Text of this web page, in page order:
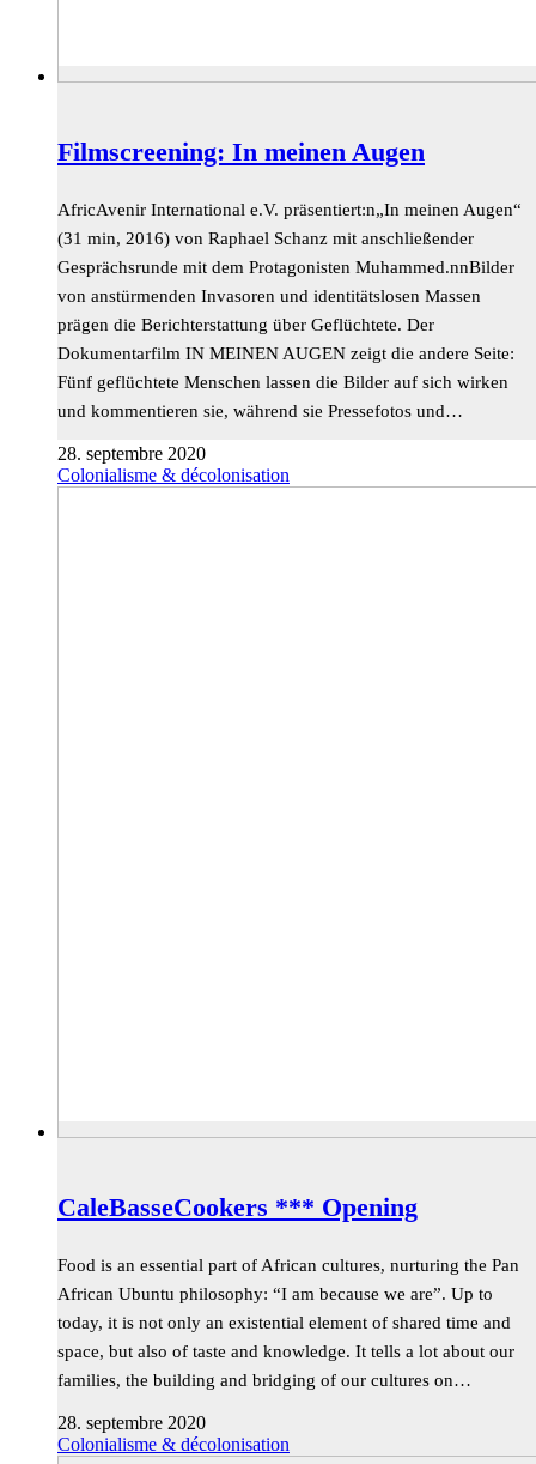
Filmscreening: In meinen Augen
AfricAvenir International e.V. präsentiert:n„In meinen Augen“
(31 min, 2016) von Raphael Schanz mit anschließender
Gesprächsrunde mit dem Protagonisten Muhammed.nnBilder
von anstürmenden Invasoren und identitätslosen Massen
prägen die Berichterstattung über Geflüchtete. Der
Dokumentarfilm IN MEINEN AUGEN zeigt die andere Seite:
Fünf geflüchtete Menschen lassen die Bilder auf sich wirken
und kommentieren sie, während sie Pressefotos und…
28. septembre 2020
Colonialisme & décolonisation
CaleBasseCookers *** Opening
Food is an essential part of African cultures, nurturing the Pan
African Ubuntu philosophy: “I am because we are”. Up to
today, it is not only an existential element of shared time and
space, but also of taste and knowledge. It tells a lot about our
families, the building and bridging of our cultures on…
28. septembre 2020
Colonialisme & décolonisation